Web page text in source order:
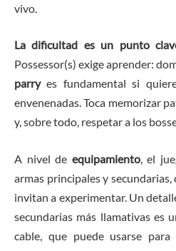
vivo.
La dificultad es un punto
Possessor(s) exige aprender:
parryes fundamental si
envenenadas. Toca memorizar
y, sobre todo, respetar a los
A nivel de equipamiento, el
armas principales y secundarias,
invitan a experimentar. Un
secundarias más llamativas es
cable, que puede usarse